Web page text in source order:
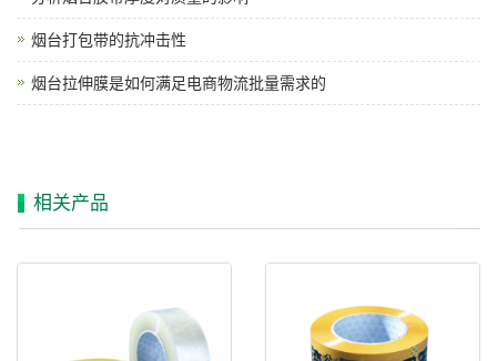
烟台打包带的抗冲击性
烟台拉伸膜是如何满足电商物流批量需求的
相关产品